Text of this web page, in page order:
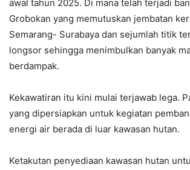
awal tahun 2025. Di mana telah terjadi
Grobokan yang memutuskan jembatan
Semarang- Surabaya dan sejumlah titik
longsor sehingga menimbulkan banyak
berdampak.
Kekawatiran itu kini mulai terjawab lega.
yang dipersiapkan untuk kegiatan
energi air berada di luar kawasan hutan.
Ketakutan penyediaan kawasan hutan